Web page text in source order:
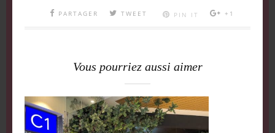
PARTAGER TWEET PIN IT +1
Vous pourriez aussi aimer